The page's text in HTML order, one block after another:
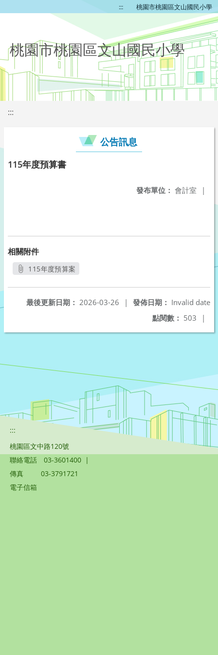
::: 桃園市桃園區文山國民小學
桃園市桃園區文山國民小學
:::
公告訊息
115年度預算書
發布單位： 會計室 |
相關附件
115年度預算案
發佈日期： Invalid date
最後更新日期： 2026-03-26
|
點閱數： 503 |
:::
桃園區文中路120號
聯絡電話
03-3601400 |
傳真
03-3791721
電子信箱